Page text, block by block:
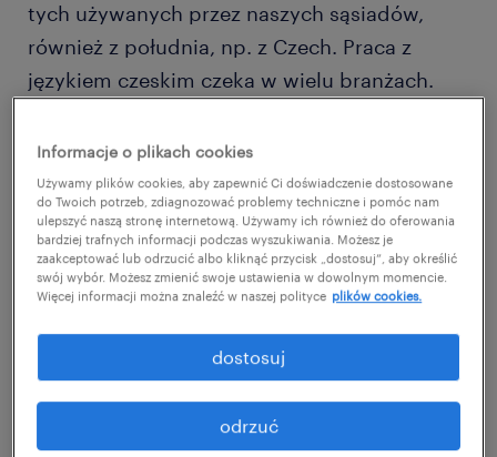
tych używanych przez naszych sąsiadów,
również z południa, np. z Czech. Praca z
językiem czeskim czeka w wielu branżach.
Praca: język czeski na polskim
rynku zatrudnienia. Czy warto go
znać?
Gdy mowa o językach obcych potrzebnych
na rynku pracy, pierwszym skojarzeniem jest
zazwyczaj angielski, a następnie np.
niemiecki, francuski czy hiszpański. Języki
zachodniosłowiańskie są o wiele mniej
Informacje o plikach cookies
Używamy plików cookies, aby zapewnić Ci doświadczenie dostosowane
do Twoich potrzeb, zdiagnozować problemy techniczne i pomóc nam
ulepszyć naszą stronę internetową. Używamy ich również do oferowania
bardziej trafnych informacji podczas wyszukiwania. Możesz je
zaakceptować lub odrzucić albo kliknąć przycisk „dostosuj”, aby określić
swój wybór. Możesz zmienić swoje ustawienia w dowolnym momencie.
Więcej informacji można znaleźć w naszej polityce plików cookies.
odrzuć
dostosuj